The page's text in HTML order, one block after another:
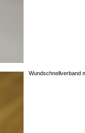
Wundschnellverband